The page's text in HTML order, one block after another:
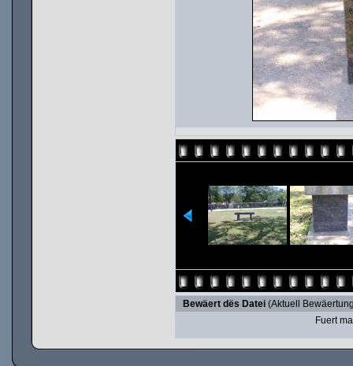
Bewäert dës Datei(Aktuell
Fuert